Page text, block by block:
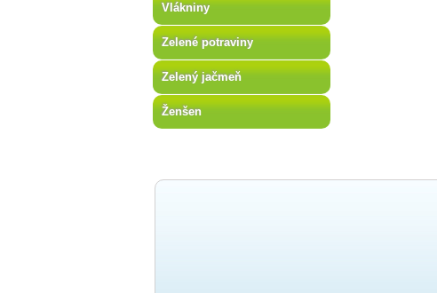
Vlákniny
Zelené potraviny
Zelený jačmeň
Ženšen